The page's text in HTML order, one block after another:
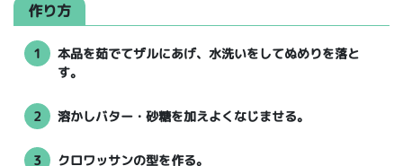
作り方
1
本品を茹でてザルにあげ、水洗いをしてぬめりを落と
す。
2 溶かしバター・砂糖を加えよくなじませる。
3 クロワッサンの型を作る。